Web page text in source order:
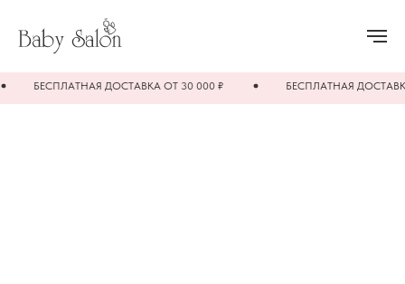
БЕСПЛАТНАЯ ДОСТАВКА ОТ 30 000 ₽ БЕСПЛАТНАЯ ДОСТАВКА